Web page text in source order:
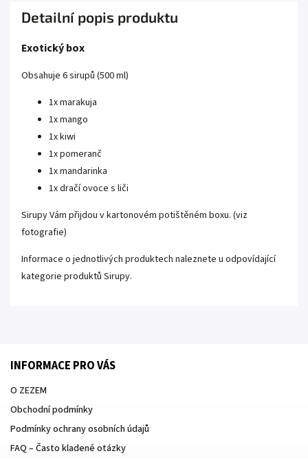
Detailní popis produktu
Exotický box
Obsahuje 6 sirupů (500 ml)
1x marakuja
1x mango
1x kiwi
1x pomeranč
1x mandarinka
1x dračí ovoce s liči
Sirupy Vám přijdou v kartonovém potištěném boxu. (viz
fotografie)
Informace o jednotlivých produktech naleznete u odpovídající
kategorie produktů Sirupy.
INFORMACE PRO VÁS
O ZEZEM
Obchodní podmínky
Podmínky ochrany osobních údajů
FAQ – Často kladené otázky